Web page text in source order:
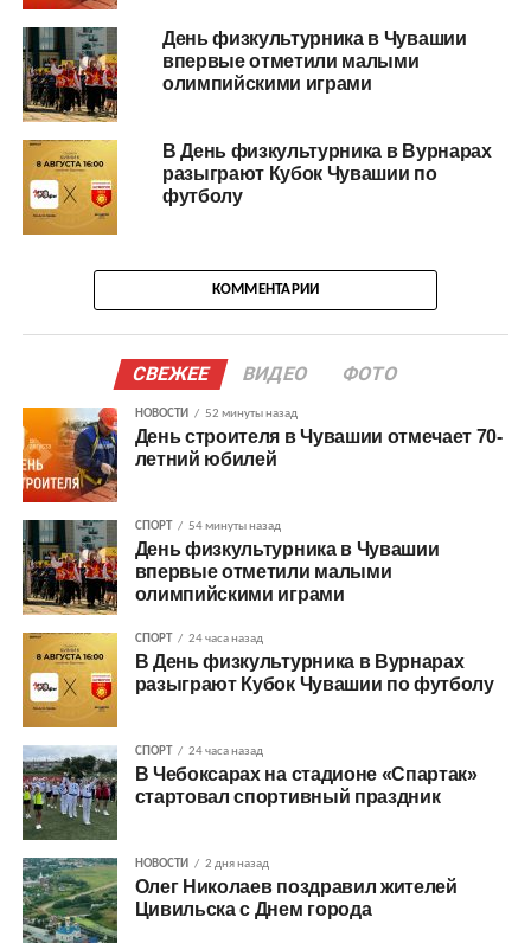
День физкультурника в Чувашии
впервые отметили малыми
олимпийскими играми
В День физкультурника в Вурнарах
разыграют Кубок Чувашии по
футболу
КОММЕНТАРИИ
СВЕЖЕЕ ВИДЕО ФОТО
НОВОСТИ 52 минуты назад
День строителя в Чувашии отмечает 70-
летний юбилей
СПОРТ 54 минуты назад
День физкультурника в Чувашии
впервые отметили малыми
олимпийскими играми
СПОРТ 24 часа назад
В День физкультурника в Вурнарах
разыграют Кубок Чувашии по футболу
СПОРТ 24 часа назад
В Чебоксарах на стадионе «Спартак»
стартовал спортивный праздник
НОВОСТИ 2 дня назад
Олег Николаев поздравил жителей
Цивильска с Днем города